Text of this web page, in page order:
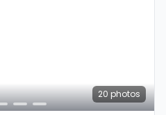
20 photos